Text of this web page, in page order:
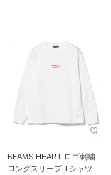
BEAMS HEART ロゴ刺繍
ロングスリーブ Tシャツ